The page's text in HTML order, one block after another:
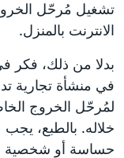
تشغيل مُرحّل
الانترنت بالمنزل.
بدلا من ذلك،
لمُرحّل الخروج
خلاله. بالطبع،
حساسة أو شخصية